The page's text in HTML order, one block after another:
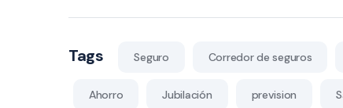
Tags Seguro Corredor de seguros
Ahorro Jubilación prevision